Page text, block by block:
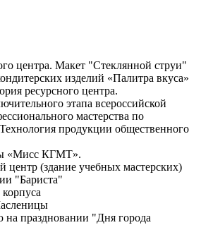
центра. Макет "Стеклянной струи"
изделий «Палитра вкуса»
ресурсного центра.
этапа всероссийской
мастерства по
продукции общественного
«Мисс КГМТ».
центр (здание учебных мастерских)
"Бариста"
на праздновании "Дня города